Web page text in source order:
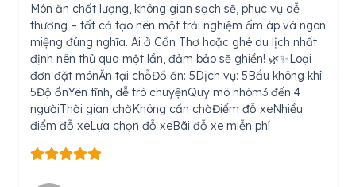
Món ăn chất lượng, không gian sạch sẽ, phục vụ dễ
thương – tất cả tạo nên một trải nghiệm ấm áp và ngon
miệng đúng nghĩa. Ai ở Cần Thơ hoặc ghé du lịch nhất
định nên thử qua một lần, đảm bảo sẽ ghiền! 🌿✨Loại
đơn đặt mónĂn tại chỗĐồ ăn: 5Dịch vụ: 5Bầu không khí:
5Độ ồnYên tĩnh, dễ trò chuyệnQuy mô nhóm3 đến 4
ngườiThời gian chờKhông cần chờĐiểm đỗ xeNhiều
điểm đỗ xeLựa chọn đỗ xeBãi đỗ xe miễn phí